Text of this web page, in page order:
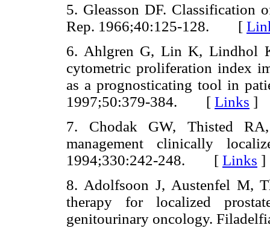
5. Gleasson DF. Classification
Rep. 1966;40:125-128. [
6. Ahlgren G, Lin K, Lindhol
cytometric proliferation index
as a prognosticating tool in
1997;50:379-384. [ Links ]
7. Chodak GW, Thisted
management clinically
1994;330:242-248. [ Links ]
8. Adolfsoon J, Austenfel M,
therapy for localized
genitourinary oncology.